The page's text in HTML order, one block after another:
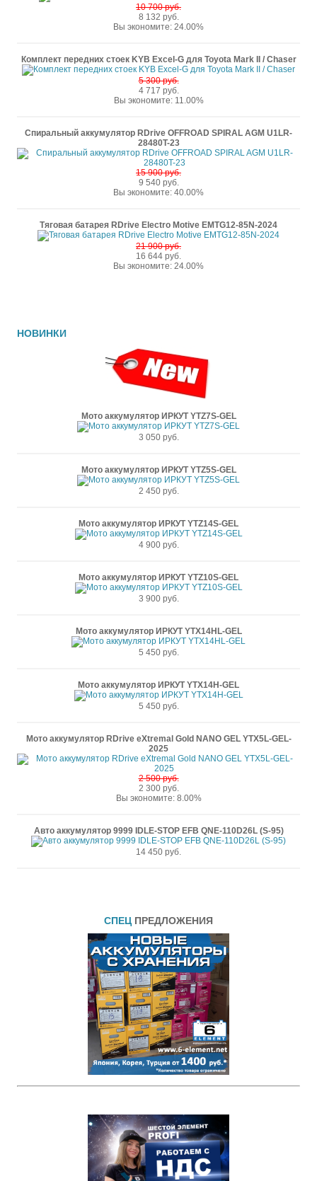
СПЕЦ ПРЕДЛОЖЕНИЯ
10 700 руб.
8 132 руб.
Вы экономите: 24.00%
Комплект передних стоек KYB Excel-G для Toyota Mark II / Chaser
5 300 руб.
4 717 руб.
Вы экономите: 11.00%
Спиральный аккумулятор RDrive OFFROAD SPIRAL AGM U1LR-
28480T-23
15 900 руб.
9 540 руб.
Вы экономите: 40.00%
Тяговая батарея RDrive Electro Motive EMTG12-85N-2024
21 900 руб.
16 644 руб.
Вы экономите: 24.00%
НОВИНКИ
Мото аккумулятор ИРКУТ YTZ7S-GEL
3 050 руб.
Мото аккумулятор ИРКУТ YTZ5S-GEL
2 450 руб.
Мото аккумулятор ИРКУТ YTZ14S-GEL
4 900 руб.
Мото аккумулятор ИРКУТ YTZ10S-GEL
3 900 руб.
Мото аккумулятор ИРКУТ YTX14HL-GEL
5 450 руб.
Мото аккумулятор ИРКУТ YTX14H-GEL
5 450 руб.
Мото аккумулятор RDrive eXtremal Gold NANO GEL YTX5L-GEL-
2025
2 500 руб.
2 300 руб.
Вы экономите: 8.00%
Авто аккумулятор 9999 IDLE-STOP EFB QNE-110D26L (S-95)
14 450 руб.